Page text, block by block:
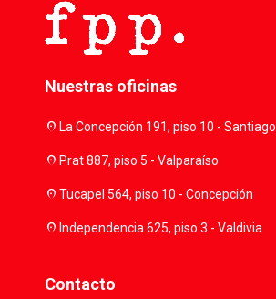
Nuestras oficinas
location_onLa Concepción 191, piso 10 - Santiago
location_onPrat 887, piso 5 - Valparaíso
location_onTucapel 564, piso 10 - Concepción
location_onIndependencia 625, piso 3 - Valdivia
Contacto